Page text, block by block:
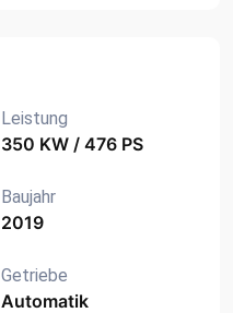
Leistung
350 KW / 476 PS
Baujahr
2019
Getriebe
Automatik